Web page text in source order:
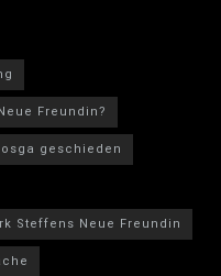
Freundin?
geschieden
Steffens Neue Freundin